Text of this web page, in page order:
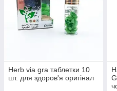
Herb via gra таблетки 10
шт. для здоров'я оригінал